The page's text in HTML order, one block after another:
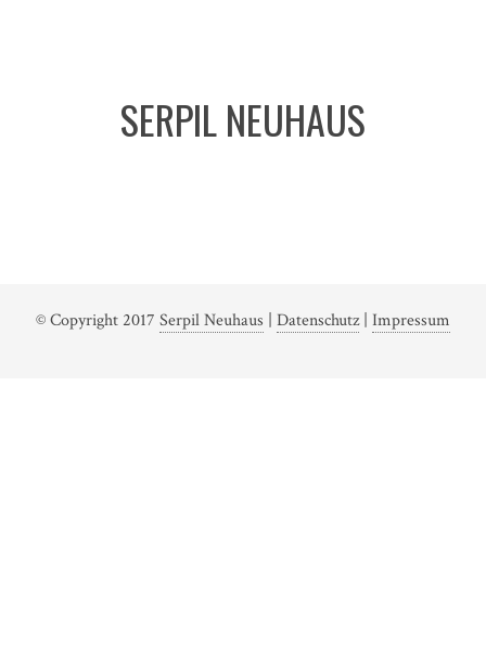
SERPIL NEUHAUS
© Copyright 2017 Serpil Neuhaus Datenschutz| Impressum